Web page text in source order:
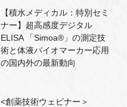
【積水メディカル：特別セミ
ナー】超高感度デジタル
ELISA 「Simoa®」の測定技
術と体液バイオマーカー応用
の国内外の最新動向
<創薬技術ウェビナー＞